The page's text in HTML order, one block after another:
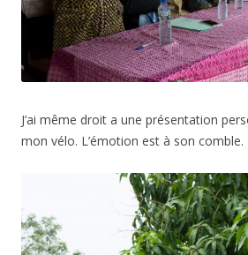
J’ai même droit a une présentation
mon vélo. L’émotion est à son comble.